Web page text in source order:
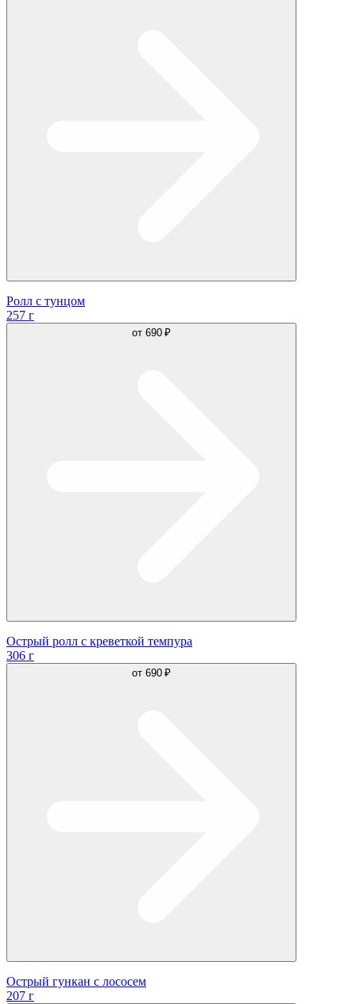
Ролл с тунцом
257 г
от 690 ₽
Острый ролл с креветкой темпура
306 г
от 690 ₽
Острый гункан с лососем
207 г